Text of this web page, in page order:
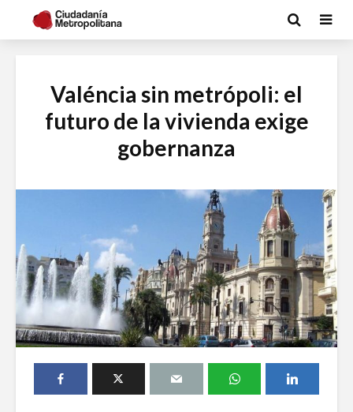
Valéncia sin metrópoli: el
futuro de la vivienda exige
gobernanza